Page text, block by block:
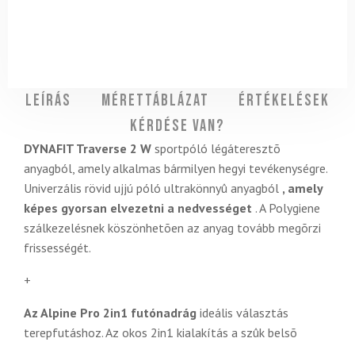
Leírás Mérettáblázat
Értékelések
Kérdése van?
DYNAFIT Traverse 2 W sportpóló légáteresztõ
anyagból, amely alkalmas bármilyen hegyi tevékenységre.
Univerzális rövid ujjú póló ultrakönnyû anyagból , amely
képes gyorsan elvezetni a nedvességet . A Polygiene
szálkezelésnek köszönhetõen az anyag tovább megõrzi
frissességét.
+
Az Alpine Pro 2in1 futónadrág ideális választás
terepfutáshoz. Az okos 2in1 kialakítás a szûk belsõ